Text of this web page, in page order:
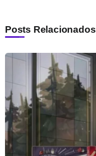
Posts Relacionados